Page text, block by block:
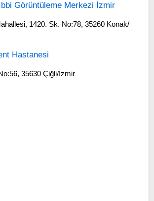
Görüntüleme Merkezi İzmir
1420. Sk. No:78, 35260 Konak/
Hastanesi
35630 Çiğli/İzmir